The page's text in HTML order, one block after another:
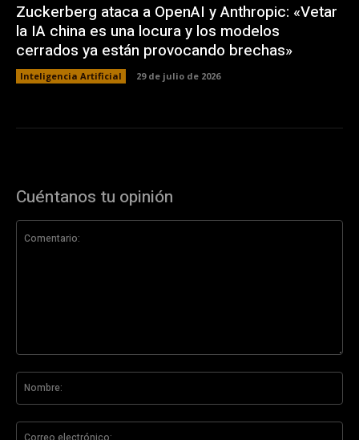
Zuckerberg ataca a OpenAI y Anthropic: «Vetar
la IA china es una locura y los modelos
cerrados ya están provocando brechas»
Inteligencia Artificial 29 de julio de 2026
Cuéntanos tu opinión